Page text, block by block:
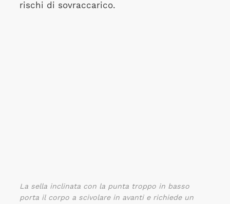
rischi di sovraccarico.
La sella inclinata con la punta troppo in basso
porta il corpo a scivolare in avanti e richiede un